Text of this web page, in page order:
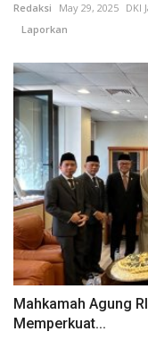
Redaksi May 29, 2025 DKI
Laporkan
Mahkamah Agung
Memperkuat...